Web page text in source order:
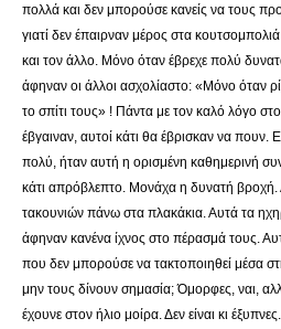
πολλά και δεν μπορούσε κανείς να τους
γιατί δεν έπαιρναν μέρος στα
και τον άλλο. Μόνο όταν έβρεχε πολύ
άφηναν οι άλλοι ασχολίαστο: «Μόνο όταν
το σπίτι τους» ! Πάντα με τον καλό λόγο
έβγαιναν, αυτοί κάτι θα έβρισκαν να πουν.
πολύ, ήταν αυτή η ορισμένη καθημερινή
κάτι απρόβλεπτο. Μονάχα η δυνατή βροχή.
τακουνιών πάνω στα πλακάκια. Αυτά τα
άφηναν κανένα ίχνος στο πέρασμά τους.
που δεν μπορούσε να τακτοποιηθεί μέσα
μην τους δίνουν σημασία; Όμορφες, ναι,
έχουνε στον ήλιο μοίρα. Δεν είναι κι